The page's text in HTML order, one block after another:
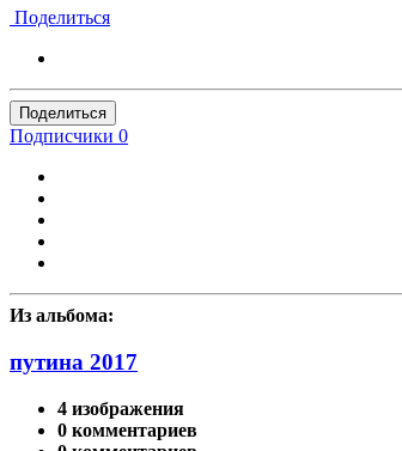
Поделиться
Поделиться
Подписчики 0
Из альбома:
путина 2017
4 изображения
0 комментариев